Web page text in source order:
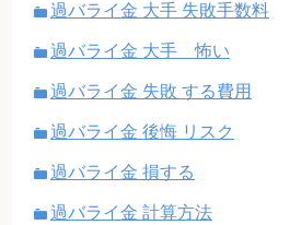
過バライ金 大手 失敗手数料
過バライ金 大手 怖い
過バライ金 失敗 する費用
過バライ金 後悔 リスク
過バライ金 損する
過バライ金 計算方法